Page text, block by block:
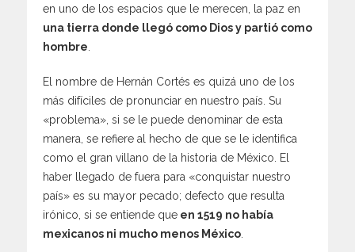
en uno de los espacios que le merecen, la paz en
una tierra donde llegó como Dios y partió como
hombre
El nombre de Hernán Cortés es quizá uno de los
más difíciles de pronunciar en nuestro país. Su
«problema», si se le puede denominar de esta
manera, se refiere al hecho de que se le identifica
como el gran villano de la historia de México. El
haber llegado de fuera para «conquistar nuestro
país» es su mayor pecado; defecto que resulta
irónico, si se entiende que en 1519 no había
mexicanos ni mucho menos México